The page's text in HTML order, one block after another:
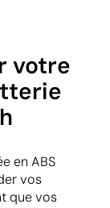
votre
en ABS
vos
que vos